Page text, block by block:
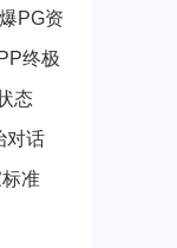
PG资
终极
态
对话
准